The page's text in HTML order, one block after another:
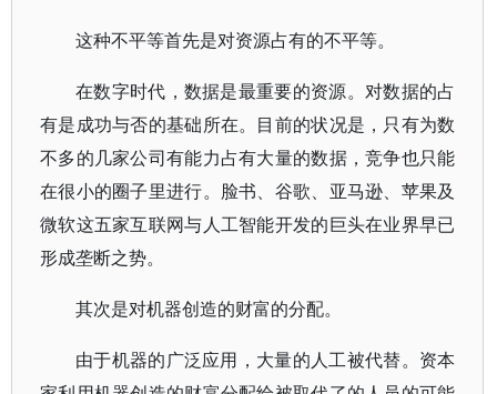
这种不平等首先是对资源占有的不平等。
在数字时代，数据是最重要的资源。对数据的占
有是成功与否的基础所在。目前的状况是，只有为数
不多的几家公司有能力占有大量的数据，竞争也只能
在很小的圈子里进行。脸书、谷歌、亚马逊、苹果及
微软这五家互联网与人工智能开发的巨头在业界早已
形成垄断之势。
其次是对机器创造的财富的分配。
由于机器的广泛应用，大量的人工被代替。资本